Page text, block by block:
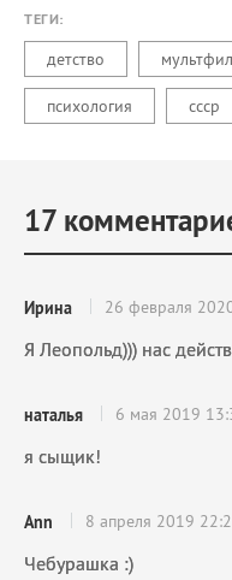
ТЕГИ:
детство
психология ссср
17
Ирина 26 февраля
Я Леопольд))) нас
наталья 6 мая 2019
я сыщик!
Ann 8 апреля 2019
Чебурашка :)